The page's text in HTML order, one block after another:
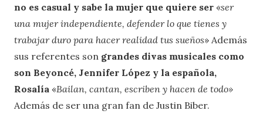
no es casual y sabe la mujer que quiere ser «ser
una mujer independiente, defender lo que tienes y
trabajar duro para hacer realidad tus sueños» Además
sus referentes son grandes divas musicales como
son Beyoncé, Jennifer López y la española,
Rosalía «Bailan, cantan, escriben y hacen de todo»
Además de ser una gran fan de Justin Biber.